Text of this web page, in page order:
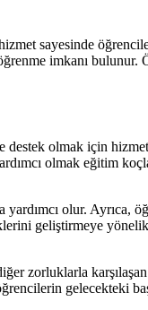
sayesinde
imkanı
olmak için
olmak eğitim
olur.
geliştirmeye
zorluklarla
gelecekteki